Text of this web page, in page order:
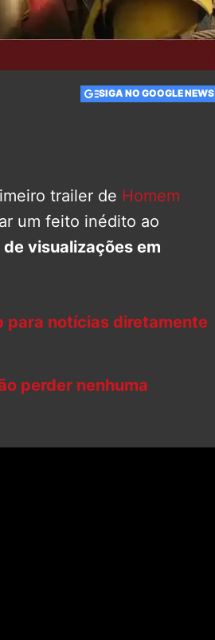
SIGA NO GOOGLE NEWS
trailer de Homem
um feito inédito ao
de visualizações em
para notícias diretamente
perder nenhuma